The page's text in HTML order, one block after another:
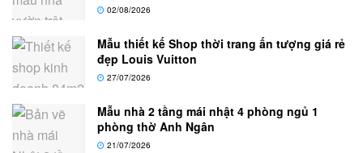
02/08/2026
Mẫu thiết kế Shop thời trang ấn tượng giá rẻ
đẹp Louis Vuitton
27/07/2026
Mẫu nhà 2 tầng mái nhật 4 phòng ngủ 1
phòng thờ Anh Ngân
21/07/2026